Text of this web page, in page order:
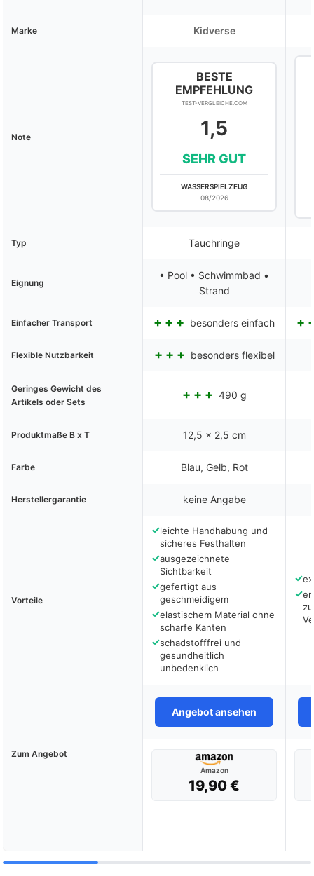
Marke Kidverse
Note
BESTE
EMPFEHLUNG
TEST-VERGLEICHE.COM
1,5
SEHR GUT
WASSERSPIELZEUG
08/2026
Typ Tauchringe
Eignung
• Pool • Schwimmbad •
Strand
Einfacher Transport besonders einfach
Flexible Nutzbarkeit besonders flexibel
Geringes Gewicht des
Artikels oder Sets
490 g
Produktmaße B x T 12,5 x 2,5 cm
Farbe Blau, Gelb, Rot
Herstellergarantie keine Angabe
Vorteile
✓leichte Handhabung und
sicheres Festhalten
✓ausgezeichnete
Sichtbarkeit
✓gefertigt aus
geschmeidigem
✓elastischem Material ohne
scharfe Kanten
✓schadstofffrei und
gesundheitlich
unbedenklich
✓
✓
Angebot ansehen
Zum Angebot
Amazon
19,90 €